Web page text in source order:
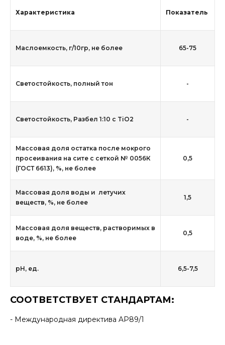
Характеристика Показатель
Маслоемкость, г/10гр, не более 65-75
Светостойкость, полный тон -
Светостойкость, Разбел 1:10 с TiO2 -
Массовая доля остатка после мокрого
просеивания на сите с сеткой № 0056К
(ГОСТ 6613), %, не более
0,5
Массовая доля воды и летучих
веществ, %, не более
1,5
Массовая доля веществ, растворимых в
воде, %, не более
0,5
рН, ед. 6,5-7,5
СООТВЕТСТВУЕТ СТАНДАРТАМ:
- Международная директива AP89/1